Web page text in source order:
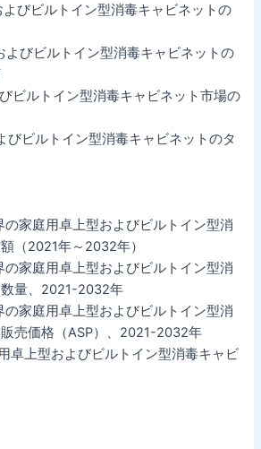
よびビルトイン型消毒キャビネットの
よびビルトイン型消毒キャビネットの
ビルトイン型消毒キャビネット市場の
びビルトイン型消毒キャビネットのタ
の家庭用卓上型およびビルトイン型消
（2021年～2032年）
の家庭用卓上型およびビルトイン型消
量、2021-2032年
の家庭用卓上型およびビルトイン型消
売価格（ASP）、2021-2032年
卓上型およびビルトイン型消毒キャビ